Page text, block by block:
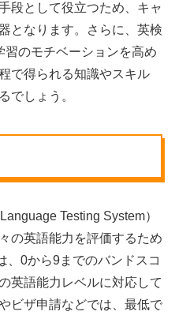
段として役立つため、キャ
となります。さらに、英検
のモチベーションを高め
で得られる知識やスキル
でしょう。
Testing System）
の英語能力を評価するため
、0から9までのバンドスコ
英語能力レベルに対応して
ビザ申請などでは、最低で